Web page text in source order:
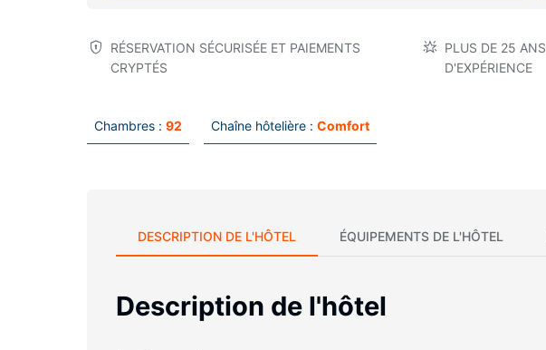
RÉSERVATION SÉCURISÉE ET PAIEMENTS
CRYPTÉS
PLUS DE 25 ANS
D'EXPÉRIENCE
Chambres : 92 Chaîne hôtelière : Comfort
DESCRIPTION DE L'HÔTEL ÉQUIPEMENTS DE L'HÔTEL
Description de l'hôtel